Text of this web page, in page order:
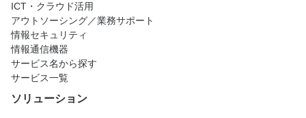
ICT・クラウド活用
アウトソーシング／業務サポート
情報セキュリティ
情報通信機器
サービス名から探す
サービス一覧
ソリューション